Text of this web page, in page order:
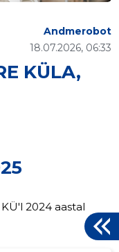
KÜLA,
18.07.2026, 06:33
Andmerobot
2024 aastal